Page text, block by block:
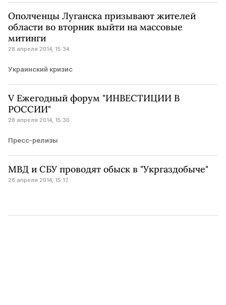
Ополченцы Луганска призывают жителей
области во вторник выйти на массовые
митинги
28 апреля 2014, 15:34
Украинский кризис
V Eжегодный форум "ИНВЕСТИЦИИ В
РОССИИ"
28 апреля 2014, 15:30
Пресс-релизы
МВД и СБУ проводят обыск в "Укргаздобыче"
28 апреля 2014, 15:17